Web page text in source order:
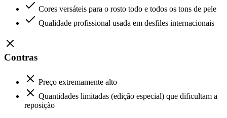
Cores versáteis para o rosto todo e todos os tons de pele
Qualidade profissional usada em desfiles internacionais
Contras
Preço extremamente alto
Quantidades limitadas (edição especial) que dificultam a
reposição